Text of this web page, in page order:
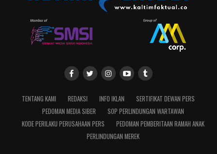
TENTANG KAMI REDAKSI INFO IKLAN
SERTIFIKAT DEWAN PERS
PEDOMAN MEDIA SIBER
SOP PERLINDUNGAN WARTAWAN
KODE PERILAKU PERUSAHAAN PERS
PEDOMAN PEMBERITAAN RAMAH ANAK
PERLINDUNGAN MEREK